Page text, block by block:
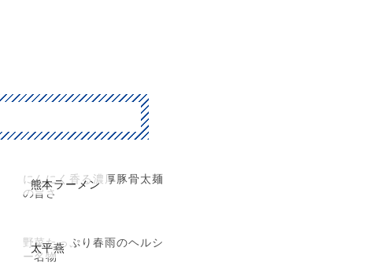
熊本ラーメン
にんにく香る濃厚豚骨太麺
の旨さ
太平燕
野菜たっぷり春雨のヘルシ
ー名物